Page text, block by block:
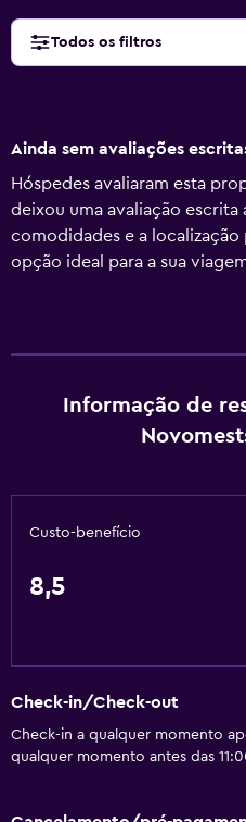
Todos os filtros
Ainda sem avaliações
Hóspedes avaliaram esta
deixou uma avaliação escrita
comodidades e a localização
opção ideal para a sua
Informação de
Custo-benefício
8,5
Check-in/Check-out
Check-in a qualquer momento
qualquer momento antes das